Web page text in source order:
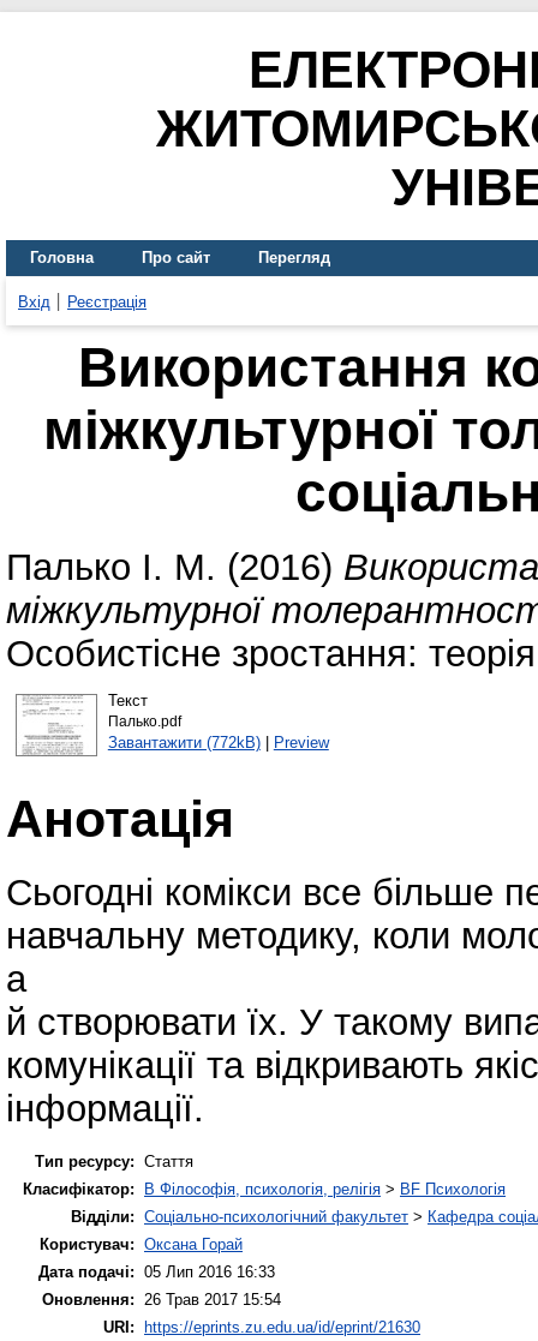
Головна Про сайт Перегляд
Вхід Реєстрація
Використання
міжкультурної
Палько І. М. (2016)
міжкультурної
Особистісне зростання:
Текст
Палько.pdf
Завантажити (772kB)| Preview
Анотація
Сьогодні комікси все більше
навчальну методику, коли
а
й створювати їх. У такому
комунікації та відкривають
інформації.
Тип ресурсу: Стаття
Класифікатор:
B Філософія, психологія, релігія > BF Психологія
Відділи: Соціально-психологічний факультет > Кафедра
Користувач: Оксана Горай
Дата подачі: 05 Лип 2016 16:33
Оновлення:
26 Трав 2017 15:54
URI: https://eprints.zu.edu.ua/id/eprint/21630